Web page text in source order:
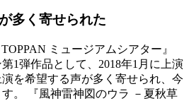
多く寄せられた
ミュージアムシアター』
1弾作品として、2018年1月に上演
を希望する声が多く寄せられ、今
。 『風神雷神図のウラ －夏秋草